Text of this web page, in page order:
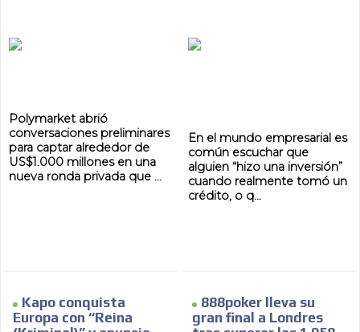
Polymarket abrió
conversaciones preliminares
para captar alrededor de
US$1.000 millones en una
nueva ronda privada que ...
En el mundo empresarial es
común escuchar que
alguien “hizo una inversión”
cuando realmente tomó un
crédito, o q...
Kapo conquista
Europa con “Reina
888poker lleva su
gran final a Londres